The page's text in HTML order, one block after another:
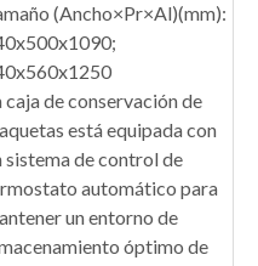
(Ancho×Pr×Al)(mm):
caja de conservación de
está equipada con
sistema de control de
automático para
un entorno de
óptimo de